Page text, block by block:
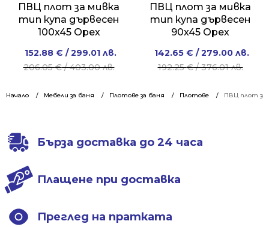
Начало Мебели за баня Плотове за баня Плотове ПВЦ плот за
ПВЦ плот за мивка
тип купа дървесен
100x45 Орех
206.05€/ 403.00 лв.
Original
price
206.05 €
152.88 € / 299.01 лв.
Current
price
152.88 €
ПВЦ плот за мивка
тип купа дървесен
90x45 Орех
192.25€/ 376.01 лв.
Original
price
192.25 €
142.65 € / 279.00 лв.
Current
price
142.65 €
Бърза доставка до 24 часа
Плащене при доставка
Преглед на пратката